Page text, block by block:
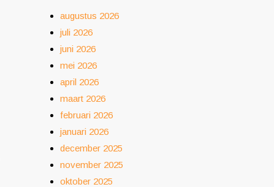
augustus 2026
juli 2026
juni 2026
mei 2026
april 2026
maart 2026
februari 2026
januari 2026
december 2025
november 2025
oktober 2025